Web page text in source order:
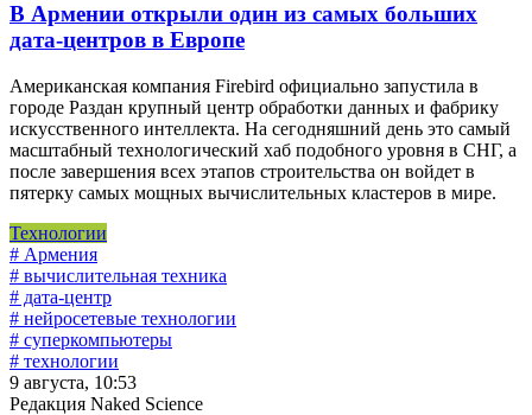
В Армении открыли один из самых больших
дата-центров в Европе
Американская компания Firebird официально запустила в
городе Раздан крупный центр обработки данных и фабрику
искусственного интеллекта. На сегодняшний день это самый
масштабный технологический хаб подобного уровня в СНГ, а
после завершения всех этапов строительства он войдет в
пятерку самых мощных вычислительных кластеров в мире.
Технологии
# Армения
# вычислительная техника
# дата-центр
# нейросетевые технологии
# суперкомпьютеры
# технологии
9 августа, 10:53
Редакция Naked Science